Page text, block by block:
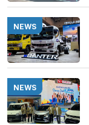
NEWS
NEWS